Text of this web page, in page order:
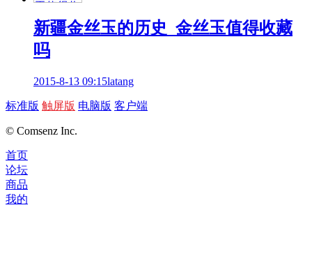
新疆金丝玉的历史_金丝玉值得收藏
吗
2015-8-13 09:15latang
标准版 触屏版 电脑版 客户端
© Comsenz Inc.
首页
论坛
商品
我的